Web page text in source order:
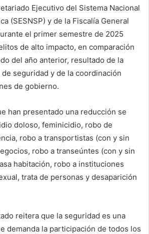
Ejecutivo del Sistema Nacional
(SESNSP) y de la Fiscalía General
el primer semestre de 2025
de alto impacto, en comparación
del año anterior, resultado de la
seguridad y de la coordinación
de gobierno.
han presentado una reducción se
doloso, feminicidio, robo de
robo a transportistas (con y sin
robo a transeúntes (con y sin
habitación, robo a instituciones
trata de personas y desaparición
reitera que la seguridad es una
demanda la participación de todos los